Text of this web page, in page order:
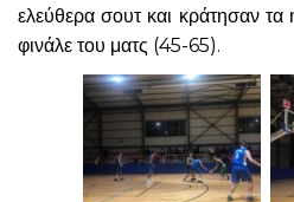
ελεύθερα σουτ και κράτησαν τα
φινάλε του ματς (45-65).